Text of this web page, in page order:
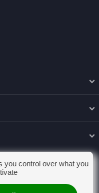
you control over what you